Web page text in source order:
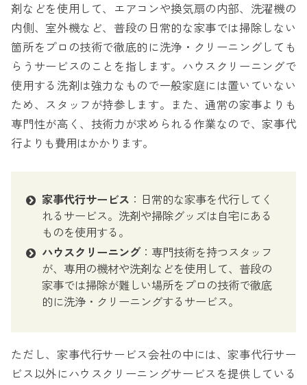
剤などを使用して、エアコンや換気扇の内部、洗濯機の
内側、室外機など、普段の日常的な家事では掃除しない
箇所をプロの技術で徹底的に洗浄・クリーニングしても
らうサービスのことを指します。ハウスクリーニングで
使用する洗剤は強力なもので一般家庭には置いていない
ため、スタッフが持参します。また、通常の家事よりも
専門性が高く、技術力が求められる作業なので、家事代
行よりも費用はかかります。
家事代行サービス ：日常的な家事を代行してく
れるサービス。洗剤や掃除グッズは自宅にある
ものを使用する。
ハウスクリーニング：専門技術を持つスタッフ
が、専用の機材や洗剤などを使用して、普段の
家事では掃除が難しい場所をプロの技術で徹底
的に洗浄・クリーニングするサービス。
ただし、家事代行サービス会社の中には、家事代行サー
ビス以外にハウスクリーニングサービスを提供している